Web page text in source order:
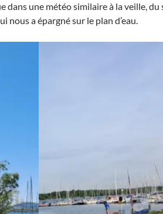
dans une météo similaire à la veille,
nous a épargné sur le plan d’eau.